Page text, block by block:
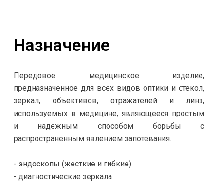
Назначение
Передовое медицинское изделие,
предназначенное для всех видов оптики и стекол,
зеркал, объективов, отражателей и линз,
используемых в медицине, являющееся простым
и надежным способом борьбы с
распространенным явлением запотевания.
- эндоскопы (жесткие и гибкие)
- диагностические зеркала